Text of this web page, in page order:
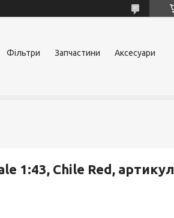
Фільтри Запчастини Аксесуари
1:43, Chile Red, артикул